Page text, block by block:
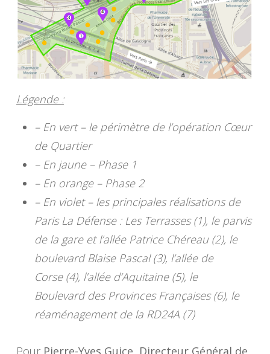
Légende :
– En vert – le périmètre de l’opération Cœur
de Quartier
– En jaune – Phase 1
– En orange – Phase 2
– En violet – les principales réalisations de
Paris La Défense : Les Terrasses (1), le parvis
de la gare et l’allée Patrice Chéreau (2), le
boulevard Blaise Pascal (3), l’allée de
Corse (4), l’allée d’Aquitaine (5), le
Boulevard des Provinces Françaises (6), le
réaménagement de la RD24A (7)
Pour Pierre-Yves Guice, Directeur Général de